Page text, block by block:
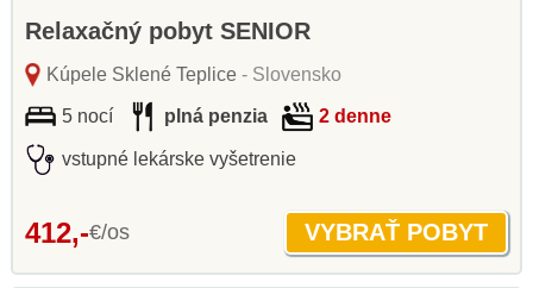
Relaxačný pobyt SENIOR
Kúpele Sklené Teplice- Slovensko
5 nocí plná penzia 2 denne
vstupné lekárske vyšetrenie
412,-€/os